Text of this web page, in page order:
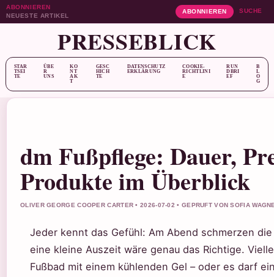
ABONNIEREN
NEUESTE ARTIKEL
ABONNIEREN SUCHE
PRESSEBLICK
STAR
TSEI
TE
ÜBE
R
UNS
KO
NT
AK
T
GESC
HICH
TE
DATENSCHUTZ
ERKLÄRUNG
COOKIE-
RICHTLINI
E
RUN
DBRI
EF
B
L
O
G
dm Fußpflege: Dauer,
Produkte im Überblick
OLIVER GEORGE COOPER CARTER • 2026-07-02 • GEPRUFT VON SOFIA
Jeder kennt das Gefühl: Am Abend schmerzen die
eine kleine Auszeit wäre genau das Richtige.
Fußbad mit einem kühlenden Gel – oder es darf